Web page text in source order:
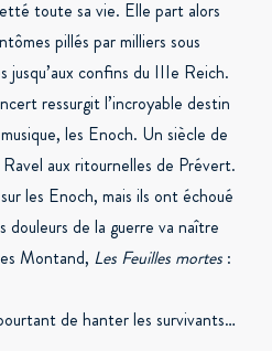
toute sa vie. Elle part alors
pillés par milliers sous
confins du IIIe Reich.
ressurgit l’incroyable destin
les Enoch. Un siècle de
aux ritournelles de Prévert.
les Enoch, mais ils ont échoué
douleurs de la guerre va naître
Montand, Les Feuilles mortes :
de hanter les survivants…